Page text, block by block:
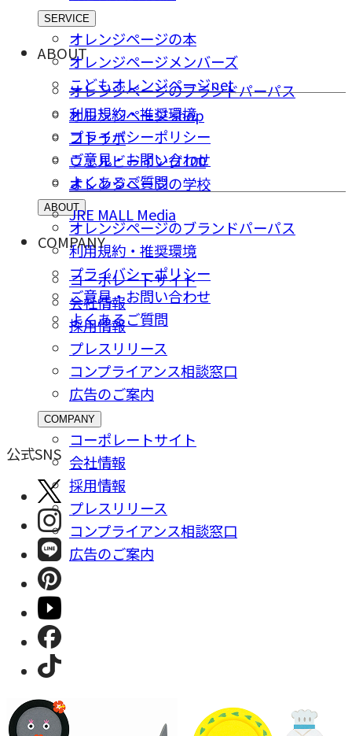
SERVICE
オレンジページの本
オレンジページメンバーズ
こどもオレンジページnet
オレンジページ shop
コトラボ
ウェルビーイング100
オレンジページの学校
JRE MALL Media
ABOUT
オレンジページのブランドパーパス
利用規約・推奨環境
プライバシーポリシー
ご意⾒・お問い合わせ
よくあるご質問
ABOUT
オレンジページのブランドパーパス
利用規約・推奨環境
プライバシーポリシー
ご意⾒・お問い合わせ
よくあるご質問
COMPANY
コーポレートサイト
会社情報
採⽤情報
プレスリリース
コンプライアンス相談窓⼝
広告のご案内
COMPANY
コーポレートサイト
会社情報
採⽤情報
プレスリリース
コンプライアンス相談窓⼝
広告のご案内
公式SNS